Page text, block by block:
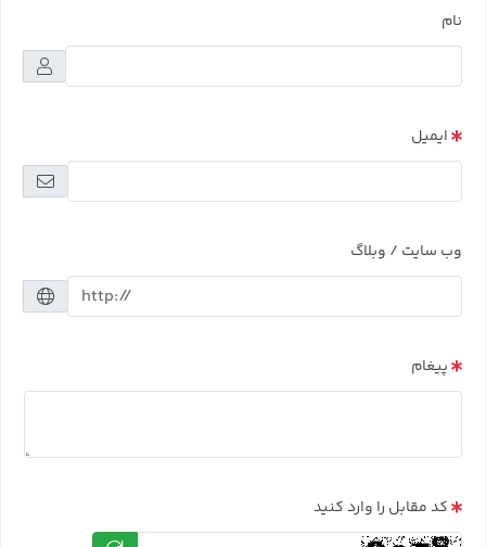
نام
ایمیل
وب سایت / وبلاگ
پیغام
کد مقابل را وارد کنید